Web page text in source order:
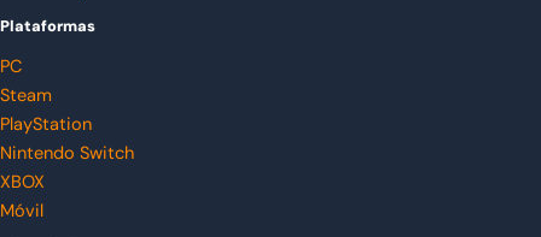
Plataformas
PC
Steam
PlayStation
Nintendo Switch
XBOX
Móvil